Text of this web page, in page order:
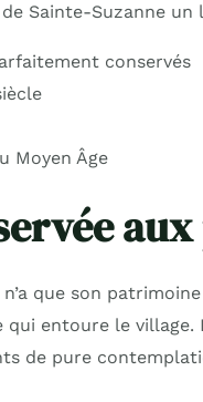
Sainte-Suzanne un
conservés
Moyen Âge
que son
entoure le village.
de pure